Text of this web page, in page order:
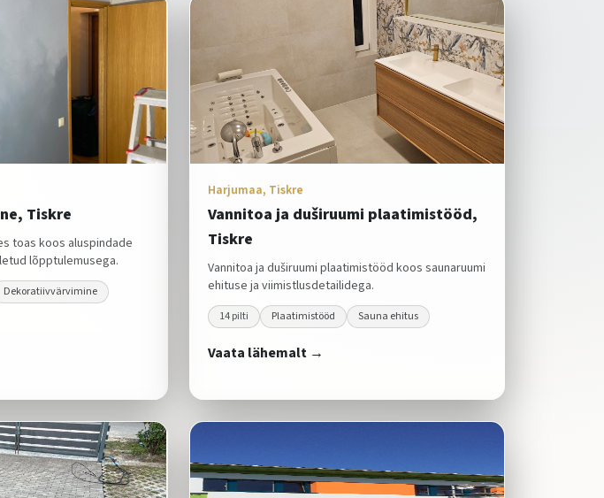
Tiskre
toas koos aluspindade
lõpptulemusega.
Dekoratiivvärvimine
Harjumaa, Tiskre
Vannitoa ja duširuumi plaatimistööd,
Tiskre
Vannitoa ja duširuumi plaatimistööd koos saunaruumi
ehituse ja viimistlusdetailidega.
14pilti Plaatimistööd Sauna ehitus
Vaata lähemalt →